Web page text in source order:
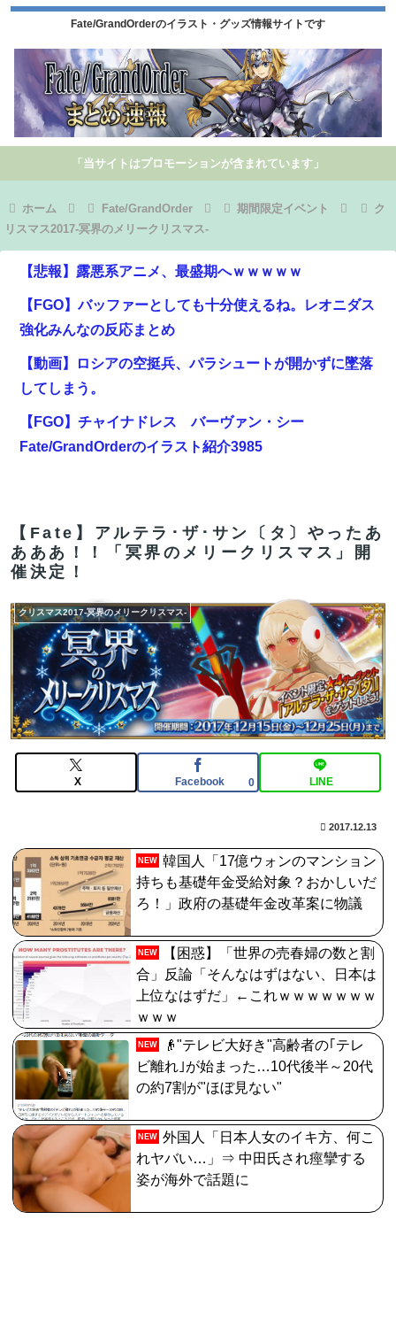
Fate/GrandOrderのイラスト・グッズ情報サイトです
「当サイトはプロモーションが含まれています」
ホーム Fate/GrandOrder 期間限定イベント
ク
リスマス2017-冥界のメリークリスマス-
【悲報】露悪系アニメ、最盛期へｗｗｗｗｗ
【FGO】バッファーとしても十分使えるね。レオニダス
強化みんなの反応まとめ
【動画】ロシアの空挺兵、パラシュートが開かずに墜落
してしまう。
【FGO】チャイナドレス バーヴァン・シー
Fate/GrandOrderのイラスト紹介3985
【雑談】アニプレックスってFGO以外で稼げるスマホゲ
ームってあるんだっけ？
【画像】吉川愛さん(26)、縛られてムチムチお乳が強調
されてしまう
【FGO】金時といい勝負。クーフーリン・オルタ強化み
んなの反応まとめ
【雑談】アニプレックスってFGO以外で稼げるスマホゲ
ームってあるんだっけ？
【FGO】絆16のメリットが全然出てこないけど、普通に
石がハチャメチャに貰えるとかそんな感じ？
【FGO】水着玉藻 Fate/GrandOrderのイラスト紹介
3986
【放送事故】昔のドラマのレプシーン、今見るとアウト
すぎる・・・
【FGO】ジャンヌ系にラクシュミーは含まれますか？W
ジル・ド・レェ強化みんなの反応まとめ
【Fate】アルテラ･ザ･サン〔タ〕やったあ
あああ！！「冥界のメリークリスマス」開
催決定！
クリスマス2017-冥界のメリークリスマス-
X Facebook 0 LINE
2017.12.13
NEW 韓国人「17億ウォンのマンション
持ちも基礎年金受給対象？おかしいだ
ろ！」政府の基礎年金改革案に物議
NEW
【困惑】「世界の売春婦の数と割
合」反論「そんなはずはない、日本は
上位なはずだ」←これｗｗｗｗｗｗｗ
ｗｗｗ
NEW
👴"テレビ大好き"高齢者の｢テレ
ビ離れ｣が始まった…10代後半～20代
の約7割が"ほぼ見ない"
NEW 外国人「日本人女のイキ方、何こ
れヤバい…」⇒ 中田氏され痙攣する
姿が海外で話題に